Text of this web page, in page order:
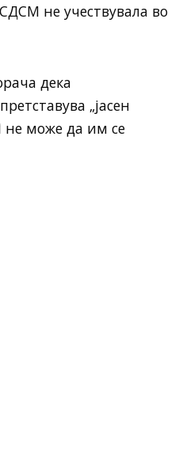
не учествувала во
дека
„јасен
не може да им се